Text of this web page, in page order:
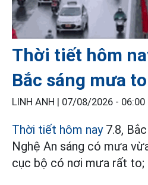
Thời tiết hôm
Bắc sáng mưa to
LINH ANH | 07/08/2026 - 06:00
Thời tiết hôm nay7.8,
Nghệ An sáng có mưa
cục bộ có nơi mưa rất to;